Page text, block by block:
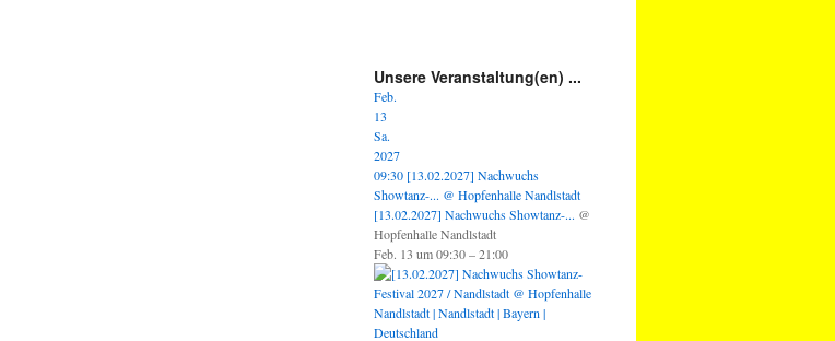
Unsere Veranstaltung(en) ...
Feb.
13
Sa.
2027
09:30 [13.02.2027] Nachwuchs
Showtanz-... @ Hopfenhalle Nandlstadt
[13.02.2027] Nachwuchs Showtanz-... @
Hopfenhalle Nandlstadt
Feb. 13 um 09:30 – 21:00